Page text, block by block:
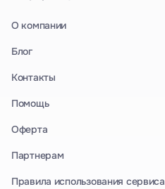
О компании
Блог
Контакты
Помощь
Оферта
Партнерам
Правила использования сервиса